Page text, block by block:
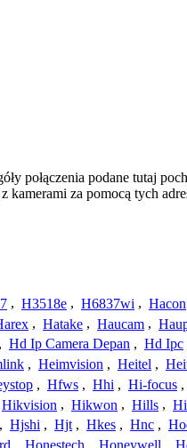
połączenia podane tutaj
kamerami za pomocą tych
, H3518e , H6837wi , Hacon
, Hatake , Haucam ,
, Hd Ip Camera Depan , Hd Ipc
, Heimvision , Heitel ,
, Hfws , Hhi , Hi-focus ,
Hikvision , Hikwon , Hills ,
, Hjshi , Hjt , Hkes , Hnc ,